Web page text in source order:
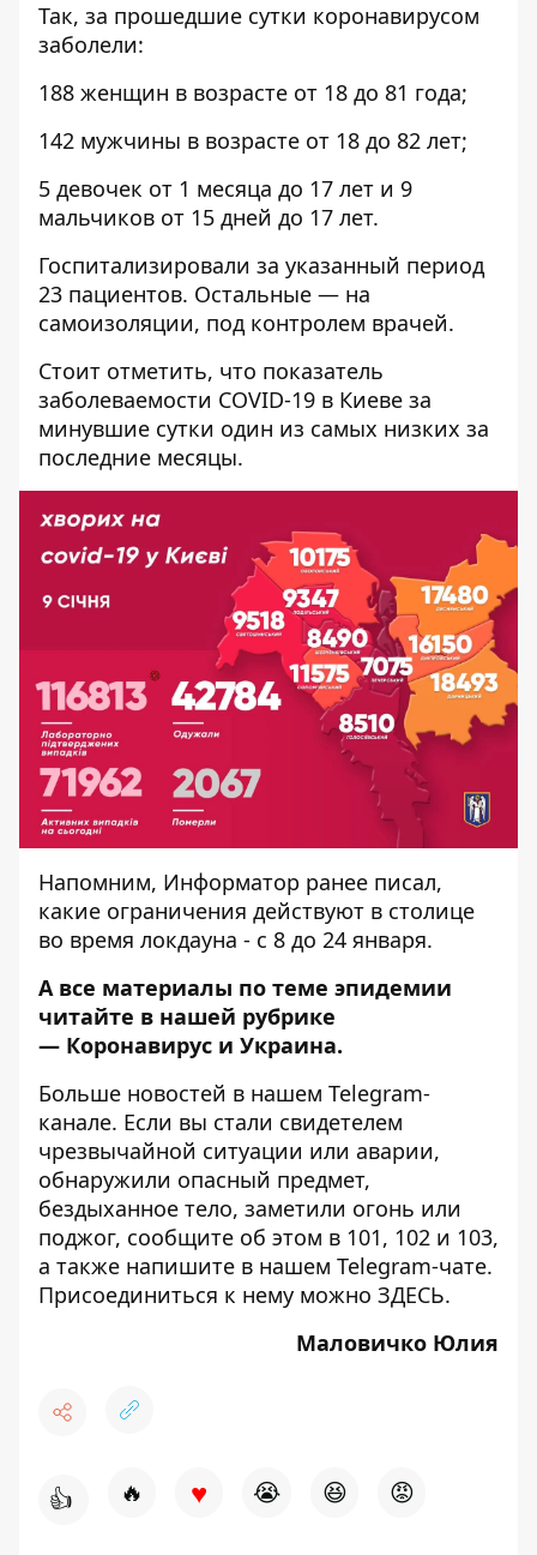
Так, за прошедшие сутки коронавирусом
заболели:
188 женщин в возрасте от 18 до 81 года;
142 мужчины в возрасте от 18 до 82 лет;
5 девочек от 1 месяца до 17 лет и 9
мальчиков от 15 дней до 17 лет.
Госпитализировали за указанный период
23 пациентов. Остальные — на
самоизоляции, под контролем врачей.
Стоит отметить, что показатель
заболеваемости COVID-19 в Киеве за
минувшие сутки один из самых низких за
последние месяцы.
Напомним, Информатор ранее писал,
какие ограничения действуют в столице
во время локдауна - с 8 до 24 января.
А все материалы по теме эпидемии
читайте в нашей рубрике
— Коронавирус и Украина.
Больше новостей в нашем Telegram-
канале. Если вы стали свидетелем
чрезвычайной ситуации или аварии,
обнаружили опасный предмет,
бездыханное тело, заметили огонь или
поджог, сообщите об этом в 101, 102 и 103,
а также напишите в нашем Telegram-чате.
Присоединиться к нему можно ЗДЕСЬ.
Маловичко Юлия
👍 🔥 ♥ 😭 😆 😡